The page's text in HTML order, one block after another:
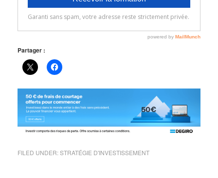
Partager :
FILED UNDER:STRATÉGIE D'INVESTISSEMENT